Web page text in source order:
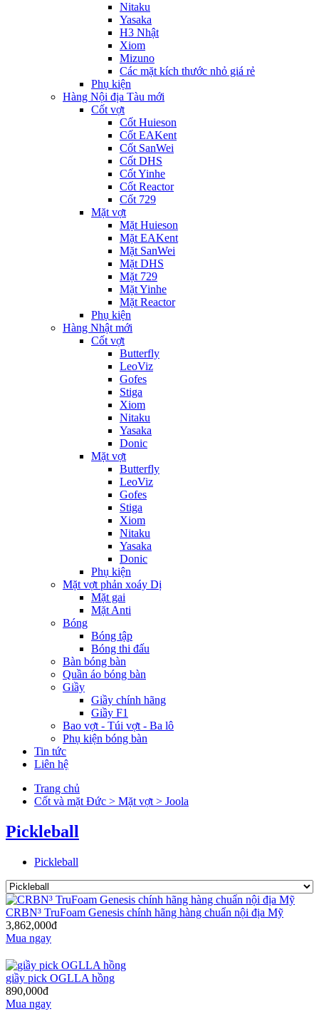
Nitaku
Yasaka
H3 Nhật
Xiom
Mizuno
Các mặt kích thước nhỏ giá rẻ
Phụ kiện
Hàng Nội địa Tàu mới
Cốt vợt
Cốt Huieson
Cốt EAKent
Cốt SanWei
Cốt DHS
Cốt Yinhe
Cốt Reactor
Cốt 729
Mặt vợt
Mặt Huieson
Mặt EAKent
Mặt SanWei
Mặt DHS
Mặt 729
Mặt Yinhe
Mặt Reactor
Phụ kiện
Hàng Nhật mới
Cốt vợt
Butterfly
LeoViz
Gofes
Stiga
Xiom
Nitaku
Yasaka
Donic
Mặt vợt
Butterfly
LeoViz
Gofes
Stiga
Xiom
Nitaku
Yasaka
Donic
Phụ kiện
Mặt vợt phản xoáy Dị
Mặt gai
Mặt Anti
Bóng
Bóng tập
Bóng thi đấu
Bàn bóng bàn
Quần áo bóng bàn
Giầy
Giầy chính hãng
Giầy F1
Bao vợt - Túi vợt - Ba lô
Phụ kiện bóng bàn
Tin tức
Liên hệ
Trang chủ
Cốt và mặt Đức > Mặt vợt > Joola
Pickleball
Pickleball
CRBN³ TruFoam Genesis chính hãng hàng chuẩn nội địa Mỹ
3,862,000đ
Mua ngay
giầy pick OGLLA hồng
890,000đ
Mua ngay